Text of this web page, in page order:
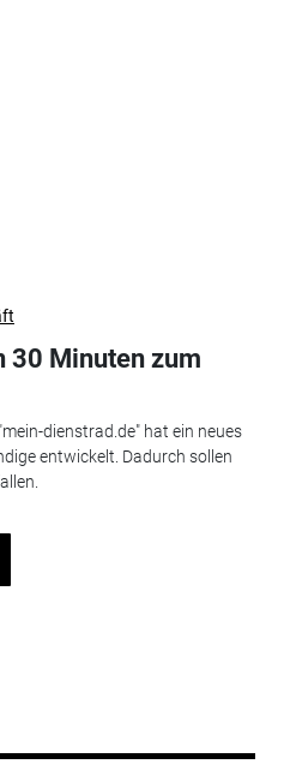
30 Minuten zum
dienstrad.de" hat ein neues
entwickelt. Dadurch sollen